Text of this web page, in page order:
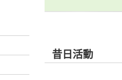
昔日活動